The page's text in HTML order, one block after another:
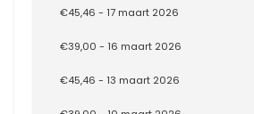
€45,46 - 17 maart 2026
€39,00 - 16 maart 2026
€45,46 - 13 maart 2026